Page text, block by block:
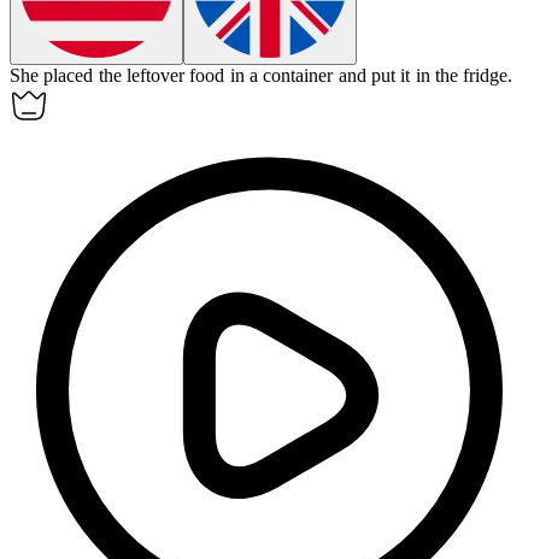
She placed the leftover food in acontainer and put it in the fridge.